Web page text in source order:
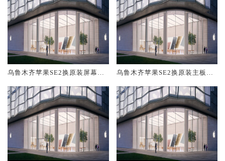
乌鲁木齐苹果SE2换原装屏幕服
乌鲁木齐苹果SE2换原装主板维